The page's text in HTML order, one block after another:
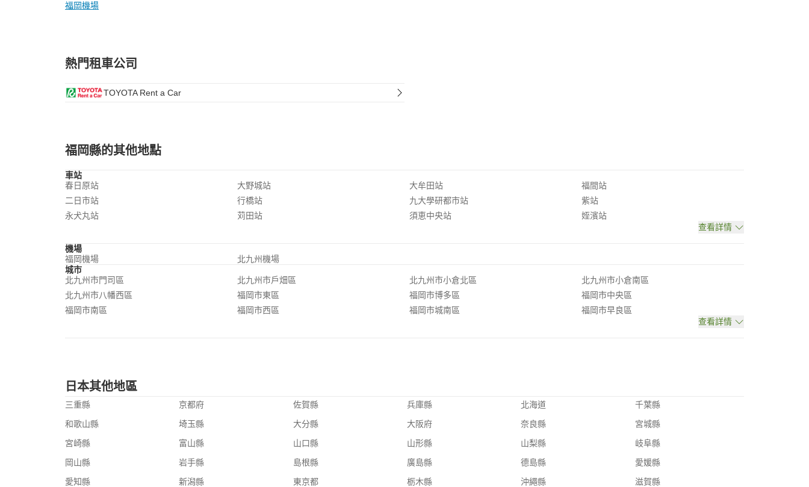
福岡機場
熱門租車公司
TOYOTA Rent a Car
福岡縣的其他地點
車站
春日原站
大野城站 大牟田站
福間站
二日市站
行橋站 九大學研都市站
紫站
永犬丸站
苅田站 須恵中央站
姪濱站
查看詳情
機場
福岡機場
北九州機場
城市
北九州市門司區
北九州市戶畑區 北九州市小倉北區
北九州市小倉南區
北九州市八幡西區
福岡市東區 福岡市博多區
福岡市中央區
福岡市南區
福岡市西區 福岡市城南區
福岡市早良區
查看詳情
日本其他地區
三重縣 京都府 佐賀縣 兵庫縣 北海道
千葉縣
和歌山縣
埼玉縣 大分縣 大阪府 奈良縣
宮城縣
宮崎縣
富山縣 山口縣 山形縣 山梨縣
岐阜縣
岡山縣
岩手縣 島根縣 廣島縣 德島縣
愛媛縣
愛知縣
新潟縣 東京都 栃木縣 沖繩縣 滋賀縣